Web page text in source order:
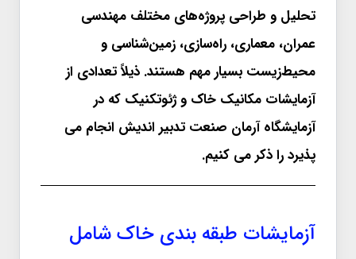
تحلیل و طراحی پروژه‌های مختلف مهندسی
عمران، معماری، راه‌سازی، زمین‌شناسی و
محیط‌زیست بسیار مهم هستند. ذیلاً تعدادی از
آزمایشات مکانیک خاک و ژئوتکنیک که در
آزمایشگاه آرمان صنعت تدبیر اندیش انجام می
پذیرد را ذکر می کنیم.
آزمایشات طبقه بندی خاک شامل